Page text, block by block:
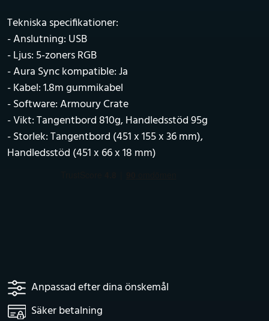
Tekniska specifikationer:
- Anslutning: USB
- Ljus: 5-zoners RGB
- Aura Sync kompatible: Ja
- Kabel: 1.8m gummikabel
- Software: Armoury Crate
- Vikt: Tangentbord 810g, Handledsstöd 95g
- Storlek: Tangentbord (451 x 155 x 36 mm),
Handledsstöd (451 x 66 x 18 mm)
Anpassad efter dina önskemål
Säker betalning